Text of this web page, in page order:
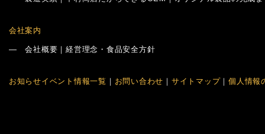
会社案内
―会社概要 ｜経営理念・食品安全方針
お知らせイベント情報一覧 ｜ お問い合わせ ｜ サイトマップ｜個人情報